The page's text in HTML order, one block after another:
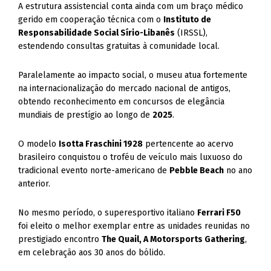
A estrutura assistencial conta ainda com um braço médico
gerido em cooperação técnica com o Instituto de
Responsabilidade Social Sírio-Libanês (IRSSL),
estendendo consultas gratuitas à comunidade local.
Paralelamente ao impacto social, o museu atua fortemente
na internacionalização do mercado nacional de antigos,
obtendo reconhecimento em concursos de elegância
mundiais de prestígio ao longo de2025.
O modelo Isotta Fraschini 1928 pertencente ao acervo
brasileiro conquistou o troféu de veículo mais luxuoso do
tradicional evento norte-americano de Pebble Beach no ano
anterior.
No mesmo período, o superesportivo italiano Ferrari F50
foi eleito o melhor exemplar entre as unidades reunidas no
prestigiado encontroThe Quail, A Motorsports Gathering,
em celebração aos 30 anos do bólido.